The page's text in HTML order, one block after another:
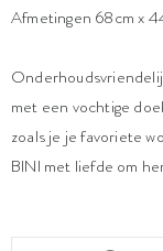
Afmetingen 68cm x
met een vochtige
zoals je je favoriete
BINI met liefde om